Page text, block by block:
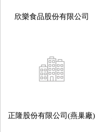
欣樂食品股份有限公司
正隆股份有限公司(燕巢廠)